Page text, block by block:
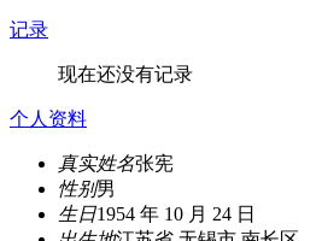
记录
现在还没有记录
个人资料
真实姓名张宪
性别男
生日1954 年 10 月 24 日